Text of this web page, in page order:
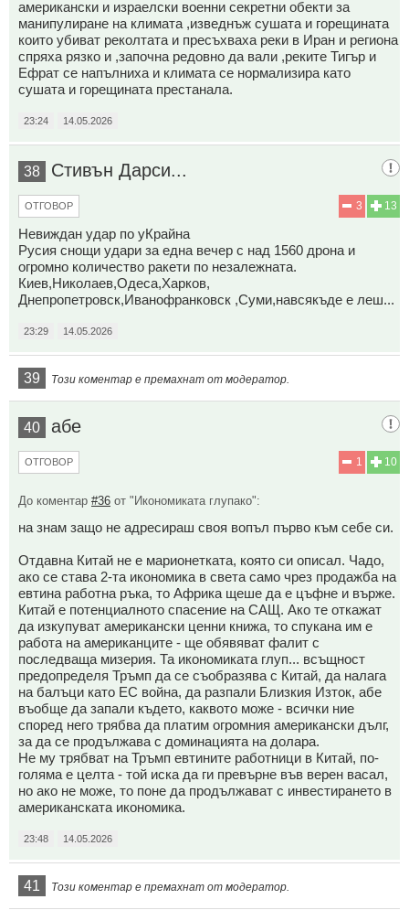
американски и израелски военни секретни обекти за
манипулиране на климата ,изведнъж сушата и горещината
които убиват реколтата и пресъхваха реки в Иран и региона
спряха рязко и ,започна редовно да вали ,реките Тигър и
Ефрат се напълниха и климата се нормализира като
сушата и горещината престанала.
23:24 14.05.2026
38 Стивън Дарси...
13
3
ОТГОВОР
Невиждан удар по уКрайна
Русия снощи удари за една вечер с над 1560 дрона и
огромно количество ракети по незалежната.
Киев,Николаев,Одеса,Харков,
Днепропетровск,Иванофранковск ,Суми,навсякъде е леш...
23:29 14.05.2026
39 Този коментар е премахнат от модератор.
40 абе
10
1
ОТГОВОР
До коментар #36 от "Икономиката глупако":
на знам защо не адресираш своя вопъл първо към себе си.
Отдавна Китай не е марионетката, която си описал. Чадо,
ако се става 2-та икономика в света само чрез продажба на
евтина работна ръка, то Африка щеше да е цъфне и върже.
Китай е потенциалното спасение на САЩ. Ако те откажат
да изкупуват американски ценни книжа, то спукана им е
работа на американците - ще обявяват фалит с
последваща мизерия. Та икономиката глуп... всъщност
предопределя Тръмп да се съобразява с Китай, да налага
на балъци като ЕС война, да разпали Близкия Изток, абе
въобще да запали където, каквото може - всички ние
според него трябва да платим огромния американски дълг,
за да се продължава с доминацията на долара.
Не му трябват на Тръмп евтините работници в Китай, по-
голяма е целта - той иска да ги превърне във верен васал,
но ако не може, то поне да продължават с инвестирането в
американската икономика.
23:48 14.05.2026
41 Този коментар е премахнат от модератор.